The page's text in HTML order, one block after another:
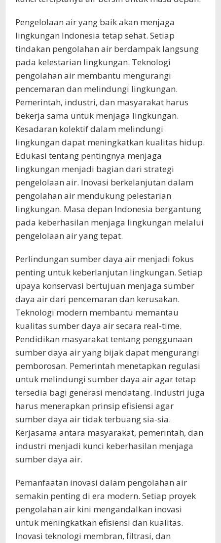
Pengelolaan air yang baik akan menjaga
lingkungan Indonesia tetap sehat. Setiap
tindakan pengolahan air berdampak langsung
pada kelestarian lingkungan. Teknologi
pengolahan air membantu mengurangi
pencemaran dan melindungi lingkungan.
Pemerintah, industri, dan masyarakat harus
bekerja sama untuk menjaga lingkungan.
Kesadaran kolektif dalam melindungi
lingkungan dapat meningkatkan kualitas hidup.
Edukasi tentang pentingnya menjaga
lingkungan menjadi bagian dari strategi
pengelolaan air. Inovasi berkelanjutan dalam
pengolahan air mendukung pelestarian
lingkungan. Masa depan Indonesia bergantung
pada keberhasilan menjaga lingkungan melalui
pengelolaan air yang tepat.
Perlindungan sumber daya air menjadi fokus
penting untuk keberlanjutan lingkungan. Setiap
upaya konservasi bertujuan menjaga sumber
daya air dari pencemaran dan kerusakan.
Teknologi modern membantu memantau
kualitas sumber daya air secara real-time.
Pendidikan masyarakat tentang penggunaan
sumber daya air yang bijak dapat mengurangi
pemborosan. Pemerintah menetapkan regulasi
untuk melindungi sumber daya air agar tetap
tersedia bagi generasi mendatang. Industri juga
harus menerapkan prinsip efisiensi agar
sumber daya air tidak terbuang sia-sia.
Kerjasama antara masyarakat, pemerintah, dan
industri menjadi kunci keberhasilan menjaga
sumber daya air.
Pemanfaatan inovasi dalam pengolahan air
semakin penting di era modern. Setiap proyek
pengolahan air kini mengandalkan inovasi
untuk meningkatkan efisiensi dan kualitas.
Inovasi teknologi membran, filtrasi, dan